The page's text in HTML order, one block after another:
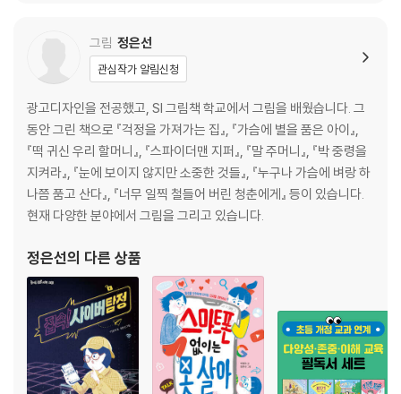
그림 정은선
관심작가 알림신청
광고디자인을 전공했고, SI 그림책 학교에서 그림을 배웠습니다. 그
동안 그린 책으로 『걱정을 가져가는 집』, 『가슴에 별을 품은 아이』,
『떡 귀신 우리 할머니』, 『스파이더맨 지퍼』, 『말 주머니』, 『박 중령을
지켜라』, 『눈에 보이지 않지만 소중한 것들』, 『누구나 가슴에 벼랑 하
나쯤 품고 산다』, 『너무 일찍 철들어 버린 청춘에게』 등이 있습니다.
현재 다양한 분야에서 그림을 그리고 있습니다.
정은선의 다른 상품